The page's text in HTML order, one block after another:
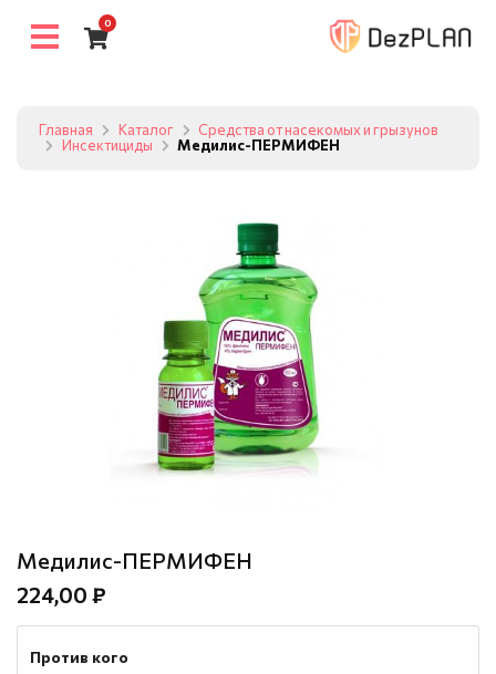
0
Главная Каталог
Средства от насекомых и грызунов
Инсектициды
Медилис-ПЕРМИФЕН
Медилис-ПЕРМИФЕН
224,00 ₽
Против кого